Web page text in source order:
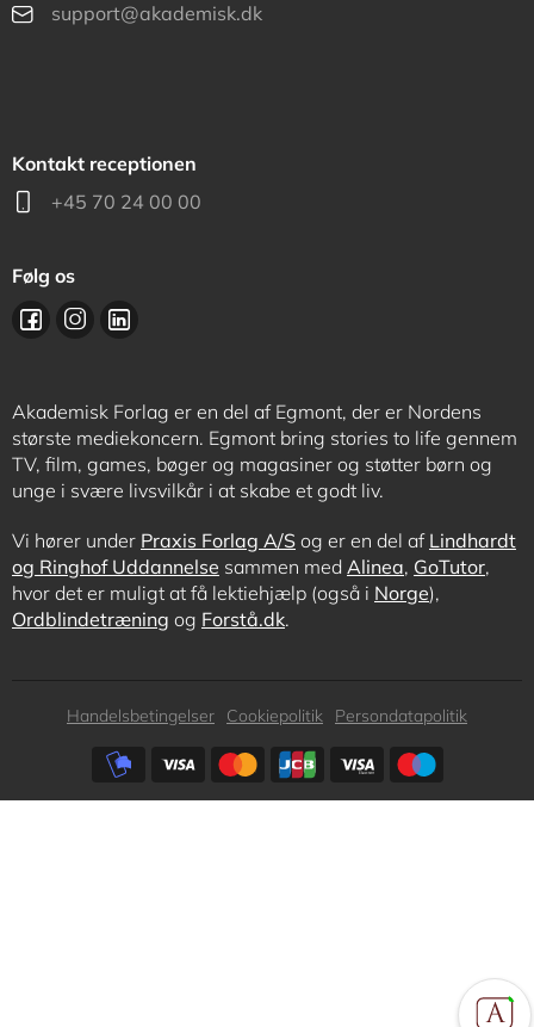
support@akademisk.dk
Kontakt receptionen
+45 70 24 00 00
Følg os
Akademisk Forlag er en del af Egmont, der er Nordens
største mediekoncern. Egmont bring stories to life gennem
TV, film, games, bøger og magasiner og støtter børn og
unge i svære livsvilkår i at skabe et godt liv.
Vi hører under Praxis Forlag A/S og er en del af Lindhardt
og Ringhof Uddannelse sammen med Alinea, GoTutor,
hvor det er muligt at få lektiehjælp (også i Norge),
Ordblindetræning og Forstå.dk.
Subfooter
Handelsbetingelser Cookiepolitik
Persondatapolitik
Subfooter
payment
options